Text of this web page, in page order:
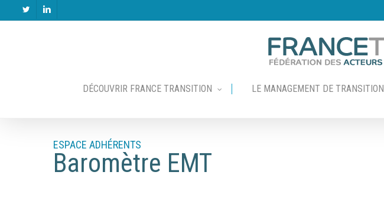
to
twitter linkedin
DÉCOUVRIR FRANCE TRANSITION LE MANAGEMENT DE TRANSITION
Baromètre EMT